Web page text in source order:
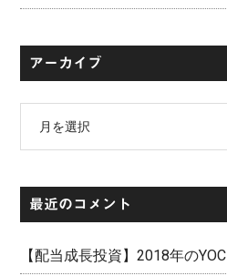
アーカイブ
イ
ブ最近のコメント
【配当成長投資】2018年のYOC